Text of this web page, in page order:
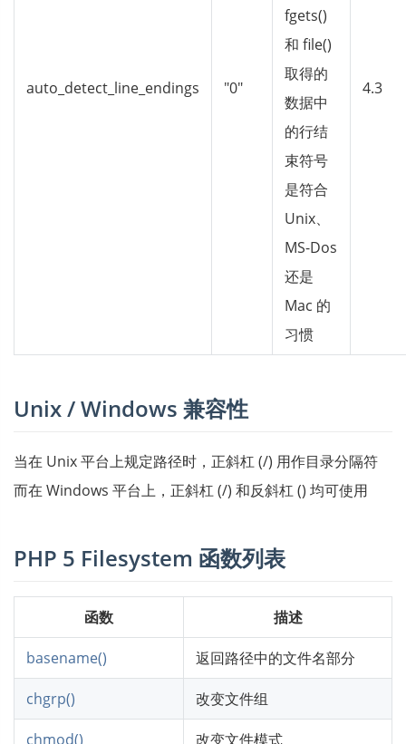
auto_detect_line_endings "0"
fgets()
和 file()
取得的
数据中
的行结
束符号
是符合
Unix、
MS-Dos
还是
Mac 的
习惯
4.3
Unix / Windows 兼容性
当在 Unix 平台上规定路径时，正斜杠 (/) 用作目录分隔符
而在 Windows 平台上，正斜杠 (/) 和反斜杠 () 均可使用
PHP 5 Filesystem 函数列表
函数 描述
basename() 返回路径中的文件名部分
chgrp() 改变文件组
chmod() 改变文件模式